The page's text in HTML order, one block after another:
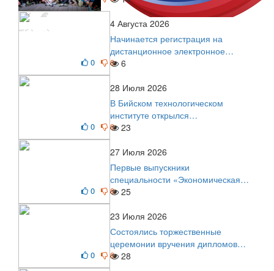
4 Августа 2026
Начинается регистрация на
дистанционное электронное
голосование на выборы!
0 0 6
28 Июля 2026
В Бийском технологическом
институте открылся
диссертационный совет!
0 0 23
27 Июля 2026
Первые выпускники
специальности «Экономическая
безопасность»
0 0 25
23 Июля 2026
Состоялись торжественные
церемонии вручения дипломов
выпускникам БТИ
0 0 28